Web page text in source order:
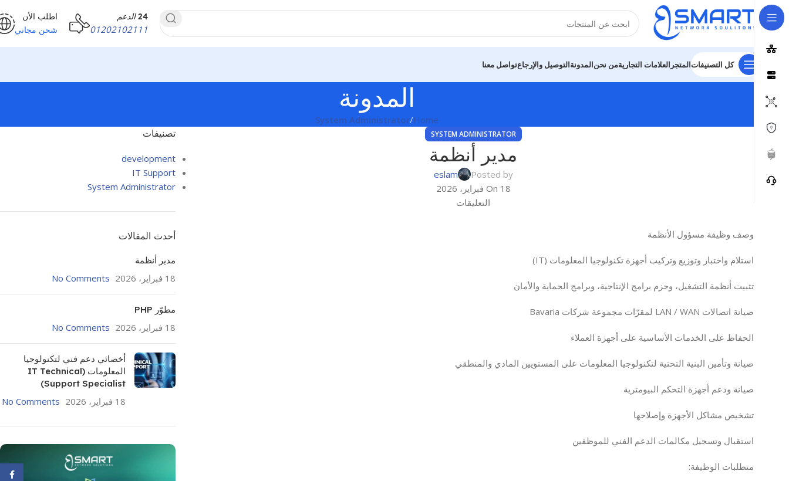
24 الدعم
01202102111
اطلب الأن
شحن مجاني
كل التصنيفاتالمتجر العلامات التجاريةمن نحنالمدونةالتوصيل والإرجاعتواصل معنا
المدونة
Home
System Administrator
SYSTEM ADMINISTRATOR
مدير أنظمة
Posted by
eslam
On 18 فبراير، 2026
التعليقات
وصف وظيفة مسؤول الأنظمة
استلام واختبار وتوزيع وتركيب أجهزة تكنولوجيا المعلومات (IT)
تثبيت أنظمة التشغيل، وحزم برامج الإنتاجية، وبرامج الحماية والأمان
صيانة اتصالات LAN / WAN لمقرّات مجموعة شركات Bavaria
الحفاظ على الخدمات الأساسية على أجهزة العملاء
صيانة وتأمين البنية التحتية لتكنولوجيا المعلومات على المستويين المادي والمنطقي
صيانة ودعم أجهزة التحكم البيومترية
تشخيص مشاكل الأجهزة وإصلاحها
استقبال وتسجيل مكالمات الدعم الفني للموظفين
متطلبات الوظيفة:
تصنيفات
development
IT Support
System Administrator
أحدث المقالات
مدير أنظمة
18 فبراير، 2026 No Comments
مطوّر PHP
18 فبراير، 2026 No Comments
أخصائي دعم فني لتكنولوجيا
المعلومات (IT Technical
Support Specialist)
18 فبراير، 2026 No Comments